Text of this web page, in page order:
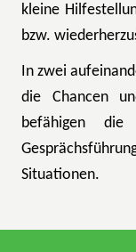
kleine
bzw.
In zwei
die Chancen
befähigen die
Situationen.